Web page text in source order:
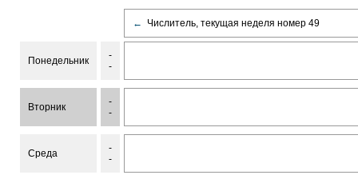
← Числитель, текущая неделя номер 49
Понедельник
-
-
Вторник
-
-
Среда
-
-